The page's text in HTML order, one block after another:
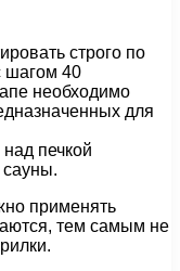
строго по
шагом 40
необходимо
для
печкой
сауны.
применять
тем самым не